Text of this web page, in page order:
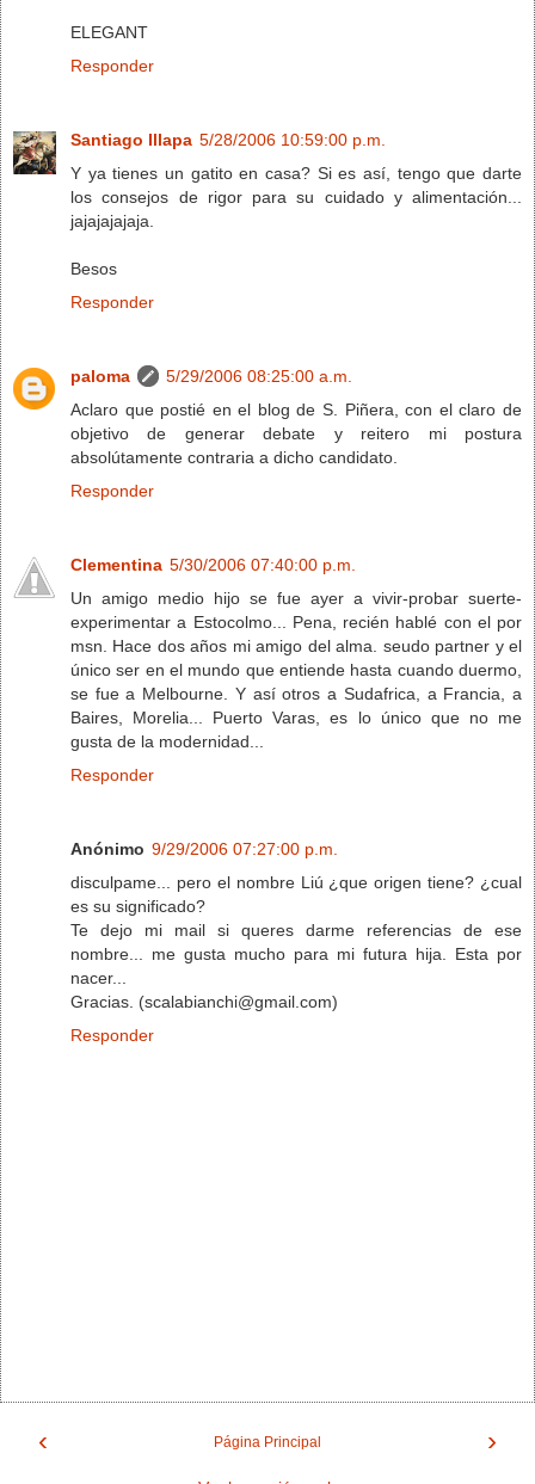
ELEGANT
Responder
Santiago Illapa 5/28/2006 10:59:00 p.m.
Y ya tienes un gatito en casa? Si es así, tengo que darte
los consejos de rigor para su cuidado y alimentación...
jajajajajaja.
Besos
Responder
paloma
5/29/2006 08:25:00 a.m.
Aclaro que postié en el blog de S. Piñera, con el claro de
objetivo de generar debate y reitero mi postura
absolútamente contraria a dicho candidato.
Responder
Clementina 5/30/2006 07:40:00 p.m.
Un amigo medio hijo se fue ayer a vivir-probar suerte-
experimentar a Estocolmo... Pena, recién hablé con el por
msn. Hace dos años mi amigo del alma. seudo partner y el
único ser en el mundo que entiende hasta cuando duermo,
se fue a Melbourne. Y así otros a Sudafrica, a Francia, a
Baires, Morelia... Puerto Varas, es lo único que no me
gusta de la modernidad...
Responder
Anónimo 9/29/2006 07:27:00 p.m.
disculpame... pero el nombre Liú ¿que origen tiene? ¿cual
es su significado?
Te dejo mi mail si queres darme referencias de ese
nombre... me gusta mucho para mi futura hija. Esta por
nacer...
Gracias. (scalabianchi@gmail.com)
Responder
‹ ›
Página Principal